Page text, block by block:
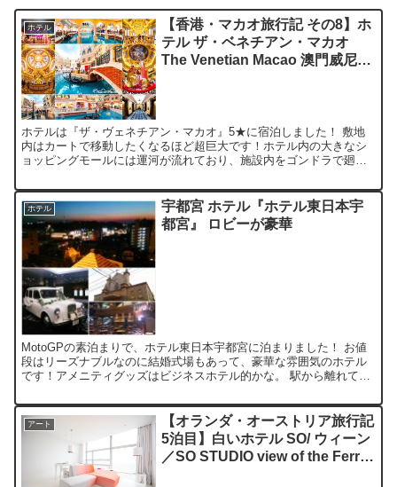
ホテル
【香港・マカオ旅行記 その8】ホ
テル ザ・ベネチアン・マカオ
The Venetian Macao 澳門威尼斯
ホテルは『ザ・ヴェネチアン・マカオ』5★に宿泊しました！ 敷地
内はカートで移動したくなるほど超巨大です！ホテル内の大きなシ
ョッピングモールには運河が流れており、施設内をゴンドラで廻る
ホテル
宇都宮 ホテル『ホテル東日本宇
都宮』 ロビーが豪華
MotoGPの素泊まりで、ホテル東日本宇都宮に泊まりました！ お値
段はリーズナブルなのに結婚式場もあって、豪華な雰囲気のホテル
です！アメニティグッズはビジネスホテル的かな。 駅から離れてい
アート
【オランダ・オーストリア旅行記
5泊目】白いホテル SO/ ウィーン
／SO STUDIO view of the Ferris